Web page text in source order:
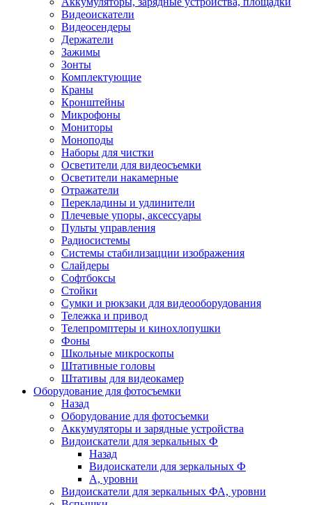
Видеоискатели
Видеосендеры
Держатели
Зажимы
Зонты
Комплектующие
Краны
Кронштейны
Микрофоны
Мониторы
Моноподы
Наборы для чистки
Осветители для видеосъемки
Осветители накамерные
Отражатели
Перекладины и удлинители
Плечевые упоры, аксессуары
Пульты управления
Радиосистемы
Системы стабилизацции изображения
Слайдеры
Софтбоксы
Стойки
Сумки и рюкзаки для видеооборудования
Тележка и привод
Телепромптеры и кинохлопушки
Фоны
Школьные микроскопы
Штативные головы
Штативы для видеокамер
Оборудование для фотосъемки
Назад
Оборудование для фотосъемки
Аккумуляторы и зарядные устройства
Видоискатели для зеркальных Ф
Назад
Видоискатели для зеркальных Ф
А, уровни
Видоискатели для зеркальных ФА, уровни